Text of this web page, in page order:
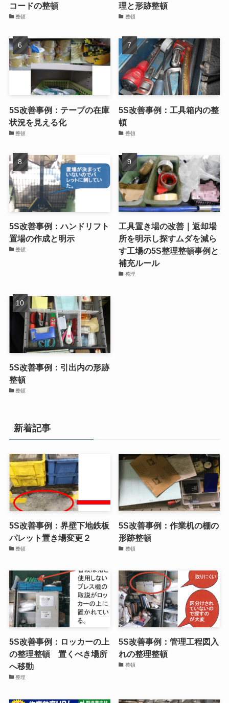
コードの整頓
整頓
理と形跡整頓
整頓
5S改善事例：テープの在庫
状況を見える化
整頓
5S改善事例：工具箱内の整
頓
整頓
5S改善事例：ハンドリフト
置場の作成と明示
整頓
工具置き場の改善｜返却場
所を明示し探すムダを減ら
す工場の5S整理整頓事例と
補充ルール
整理
5S改善事例：引出内の形跡
整頓
整頓
新着記事
5S改善事例：界壁下地鉄板
パレット置き場変更２
整頓
5S改善事例：作業机の棚の
形跡整頓
整頓
5S改善事例：ロッカーの上
の整理整頓 置くべき場所
へ移動
整理
5S改善事例：管理工程図入
れの整理整頓
整頓